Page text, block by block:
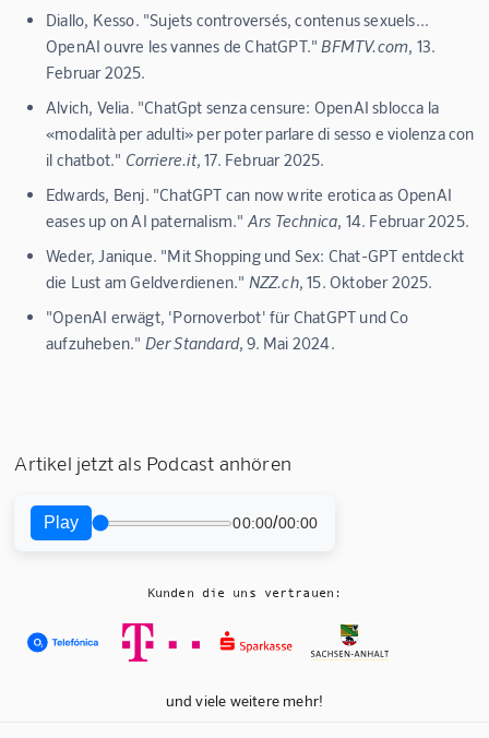
Diallo, Kesso. "Sujets controversés, contenus sexuels...
OpenAI ouvre les vannes de ChatGPT." BFMTV.com, 13.
Februar 2025.
Alvich, Velia. "ChatGpt senza censure: OpenAI sblocca la
«modalità per adulti» per poter parlare di sesso e violenza con
il chatbot." Corriere.it, 17. Februar 2025.
Edwards, Benj. "ChatGPT can now write erotica as OpenAI
eases up on AI paternalism." Ars Technica, 14. Februar 2025.
Weder, Janique. "Mit Shopping und Sex: Chat-GPT entdeckt
die Lust am Geldverdienen." NZZ.ch, 15. Oktober 2025.
"OpenAI erwägt, 'Pornoverbot' für ChatGPT und Co
aufzuheben." Der Standard, 9. Mai 2024.
Artikel jetzt als Podcast anhören
Play 00:00/00:00
Kunden die uns vertrauen:
und viele weitere mehr!